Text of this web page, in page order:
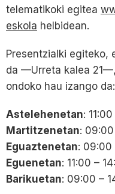
telematikoki egitea
eskola helbidean.
Presentzialki egiteko,
da —Urreta kalea
ondoko hau izango da:
Astelehenetan:
Martitzenetan:
Eguaztenetan: 09:00
Eguenetan: 11:00 –
Barikuetan: 09:00 –